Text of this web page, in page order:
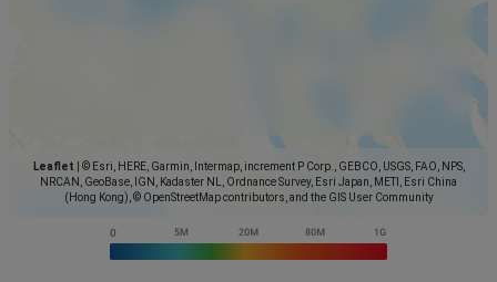
Leaflet
© Esri, HERE, Garmin, Intermap, increment P Corp., GEBCO, USGS, FAO, NPS,
NRCAN, GeoBase, IGN, Kadaster NL, Ordnance Survey, Esri Japan, METI, Esri China
(Hong Kong), © OpenStreetMap contributors, and the GIS User Community